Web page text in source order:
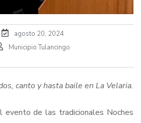
agosto 20, 2024
Municipio Tulancingo
canto y hasta baile en La Velaria.
de las tradicionales Noches